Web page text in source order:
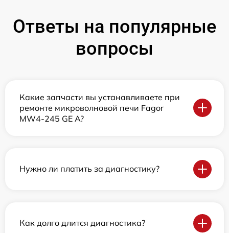
Ответы на популярные
вопросы
Какие запчасти вы устанавливаете при
ремонте микроволновой печи Fagor
MW4-245 GE A?
Нужно ли платить за диагностику?
Как долго длится диагностика?